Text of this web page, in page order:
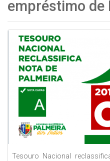
empréstimo de
Tesouro Nacional